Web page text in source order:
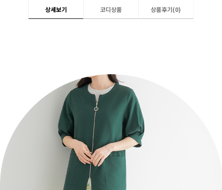
상세보기 코디상품 상품후기(0)